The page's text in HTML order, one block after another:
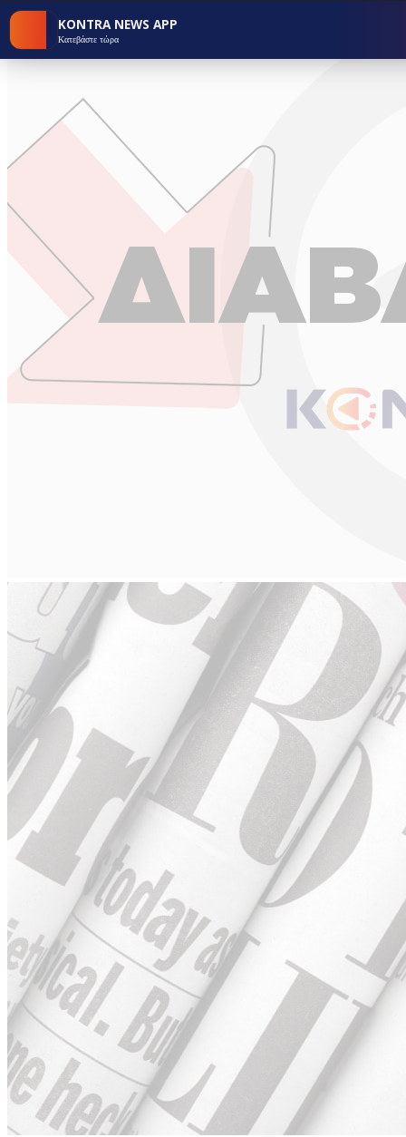
KONTRA NEWS APP
Κατεβάστε τώρα